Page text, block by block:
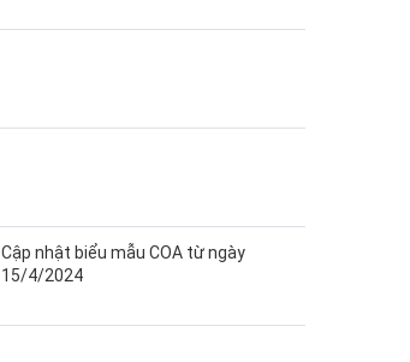
Cập nhật biểu mẫu COA từ ngày
15/4/2024